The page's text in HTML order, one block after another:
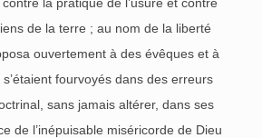
de la terre ; au nom de la liberté
ouvertement à des évêques et à
fourvoyés dans des erreurs
sans jamais altérer, dans ses
de l’inépuisable miséricorde de Dieu